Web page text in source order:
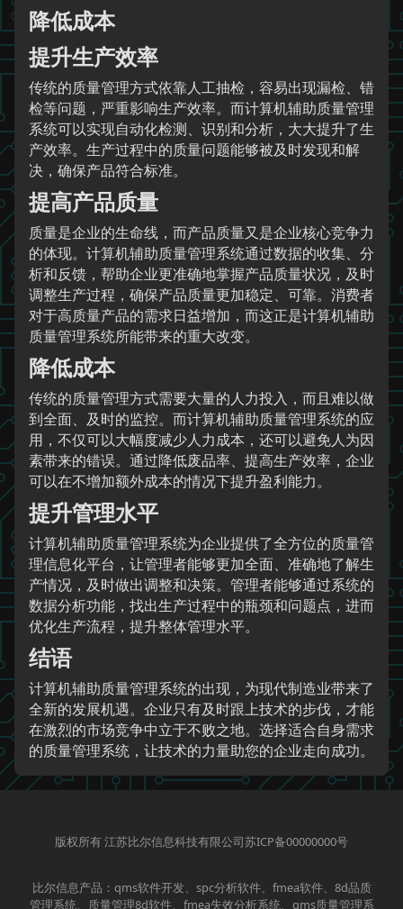
降低成本
提升生产效率
传统的质量管理方式依靠人工抽检，容易出现漏检、错
检等问题，严重影响生产效率。而计算机辅助质量管理
系统可以实现自动化检测、识别和分析，大大提升了生
产效率。生产过程中的质量问题能够被及时发现和解
决，确保产品符合标准。
提高产品质量
质量是企业的生命线，而产品质量又是企业核心竞争力
的体现。计算机辅助质量管理系统通过数据的收集、分
析和反馈，帮助企业更准确地掌握产品质量状况，及时
调整生产过程，确保产品质量更加稳定、可靠。消费者
对于高质量产品的需求日益增加，而这正是计算机辅助
质量管理系统所能带来的重大改变。
降低成本
传统的质量管理方式需要大量的人力投入，而且难以做
到全面、及时的监控。而计算机辅助质量管理系统的应
用，不仅可以大幅度减少人力成本，还可以避免人为因
素带来的错误。通过降低废品率、提高生产效率，企业
可以在不增加额外成本的情况下提升盈利能力。
提升管理水平
计算机辅助质量管理系统为企业提供了全方位的质量管
理信息化平台，让管理者能够更加全面、准确地了解生
产情况，及时做出调整和决策。管理者能够通过系统的
数据分析功能，找出生产过程中的瓶颈和问题点，进而
优化生产流程，提升整体管理水平。
结语
计算机辅助质量管理系统的出现，为现代制造业带来了
全新的发展机遇。企业只有及时跟上技术的步伐，才能
在激烈的市场竞争中立于不败之地。选择适合自身需求
的质量管理系统，让技术的力量助您的企业走向成功。
版权所有 江苏比尔信息科技有限公司苏ICP备00000000号
比尔信息产品：qms软件开发、spc分析软件、fmea软件、8d品质
管理系统、质量管理8d软件、fmea失效分析系统、qms质量管理系